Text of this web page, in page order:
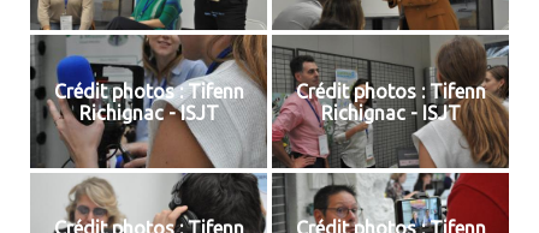
Crédit photos : Tifenn
Richignac - ISJT
Crédit photos : Tifenn
Richignac - ISJT
Crédit photos : Tifenn
Crédit photos : Tifenn